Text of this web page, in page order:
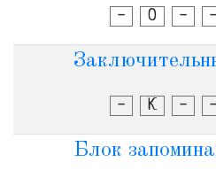
- О - -
- К - -
Блок